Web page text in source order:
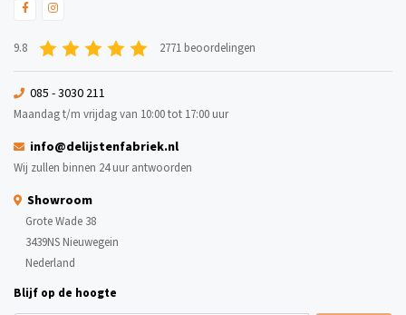
9.8 2771 beoordelingen
085 - 3030 211
Maandag t/m vrijdag van 10:00 tot 17:00 uur
info@delijstenfabriek.nl
Wij zullen binnen 24 uur antwoorden
Showroom
Grote Wade 38
3439NS Nieuwegein
Nederland
Blijf op de hoogte